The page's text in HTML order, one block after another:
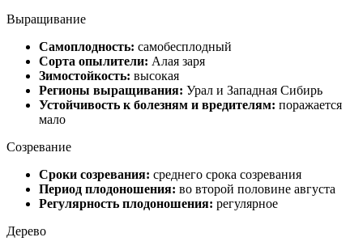
Выращивание
Самоплодность: самобесплодный
Сорта опылители: Алая заря
Зимостойкость: высокая
Регионы выращивания: Урал и Западная Сибирь
Устойчивость к болезням и вредителям: поражается
мало
Созревание
Сроки созревания: среднего срока созревания
Период плодоношения: во второй половине августа
Регулярность плодоношения: регулярное
Дерево